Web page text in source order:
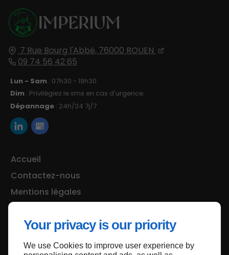
Your privacy is our priority
We use Cookies to improve user experience by
7 Rue Bourg l'Abbé, 76000 ROUEN
09 74 56 42 65
Lun - Sam : 07h30 - 19h30
Dim : Privilégiez le sms en cas d'urgence.
Dépannage : 24h/24 7j/7
Accueil
Contactez-nous
Mentions légales
Haut de page